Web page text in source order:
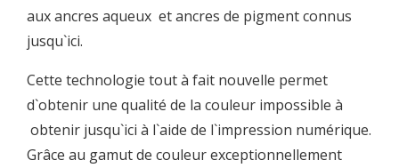
aux ancres aqueux et ancres de pigment connus
jusqu`ici.
Cette technologie tout à fait nouvelle permet
d`obtenir une qualité de la couleur impossible à
obtenir jusqu`ici à l`aide de l`impression numérique.
Grâce au gamut de couleur exceptionnellement